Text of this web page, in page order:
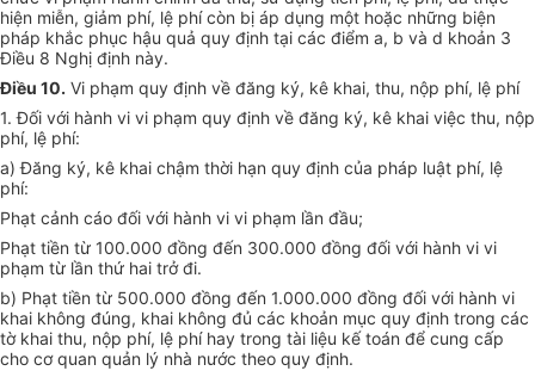
hiện miễn, giảm phí, lệ phí còn bị áp dụng một hoặc những biện
pháp khắc phục hậu quả quy định tại các điểm a, b và d khoản 3
Điều 8 Nghị định này.
Điều 10. Vi phạm quy định về đăng ký, kê khai, thu, nộp phí, lệ phí
1. Đối với hành vi vi phạm quy định về đăng ký, kê khai việc thu, nộp
phí, lệ phí:
a) Đăng ký, kê khai chậm thời hạn quy định của pháp luật phí, lệ
phí:
Phạt cảnh cáo đối với hành vi vi phạm lần đầu;
Phạt tiền từ 100.000 đồng đến 300.000 đồng đối với hành vi vi
phạm từ lần thứ hai trở đi.
b) Phạt tiền từ 500.000 đồng đến 1.000.000 đồng đối với hành vi
khai không đúng, khai không đủ các khoản mục quy định trong các
tờ khai thu, nộp phí, lệ phí hay trong tài liệu kế toán để cung cấp
cho cơ quan quản lý nhà nước theo quy định.